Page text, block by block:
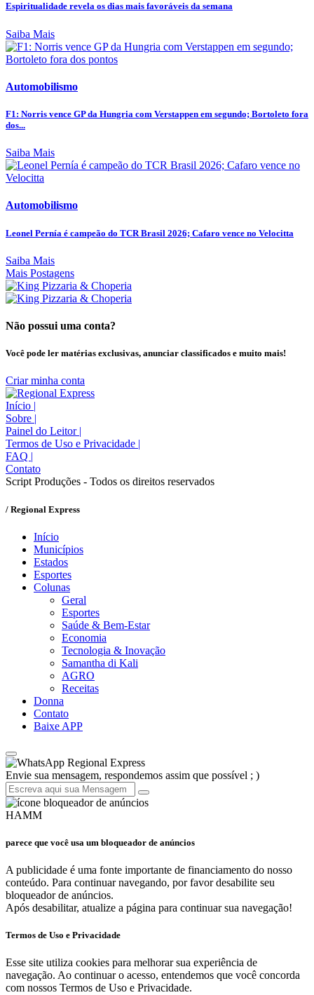
Espiritualidade revela os dias mais favoráveis da semana
Saiba Mais
Automobilismo
F1: Norris vence GP da Hungria com Verstappen em segundo; Bortoleto fora
dos...
Saiba Mais
Automobilismo
Leonel Pernía é campeão do TCR Brasil 2026; Cafaro vence no Velocitta
Saiba Mais
Mais Postagens
Não possui uma conta?
Você pode ler matérias exclusivas, anunciar classificados e muito mais!
Criar minha conta
Início |
Sobre |
Painel do Leitor |
Termos de Uso e Privacidade |
FAQ |
Contato
Script Produções - Todos os direitos reservados
/ Regional Express
Início
Municípios
Estados
Esportes
Colunas
Geral
Esportes
Saúde & Bem-Estar
Economia
Tecnologia & Inovação
Samantha di Kali
AGRO
Receitas
Donna
Contato
Baixe APP
Regional Express
Envie sua mensagem, respondemos assim que possível ; )
HAMM
parece que você usa um bloqueador de anúncios
A publicidade é uma fonte importante de financiamento do nosso
conteúdo. Para continuar navegando, por favor desabilite seu
bloqueador de anúncios.
Após desabilitar, atualize a página para continuar sua navegação!
Termos de Uso e Privacidade
Esse site utiliza cookies para melhorar sua experiência de
navegação. Ao continuar o acesso, entendemos que você concorda
com nossos Termos de Uso e Privacidade.